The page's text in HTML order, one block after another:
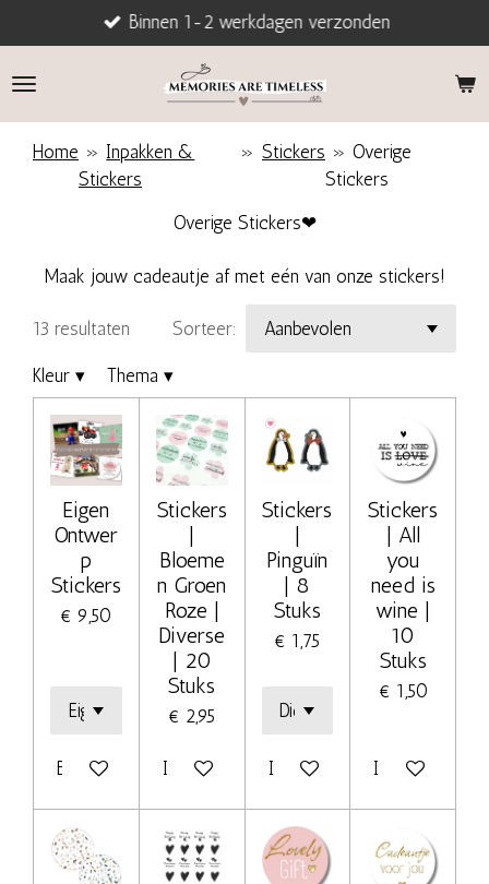
direct
naar
Binnen 1-2 werkdagen verzonden
Home » Inpakken &
Stickers
» Stickers » Overige
Stickers
Overige Stickers❤
Maak jouw cadeautje af met eén van onze stickers!
13 resultaten Sorteer:
Kleur ▾ Thema ▾
Eigen
Ontwer
p
Stickers
€ 9,50
Bekijk details
Stickers
|
Bloeme
n Groen
Roze |
Diverse
| 20
Stuks
€ 2,95
In winkelwagen
Stickers
|
Pinguïn
| 8
Stuks
€ 1,75
In winkelwagen
Stickers
| All
you
need is
wine |
10
Stuks
€ 1,50
In